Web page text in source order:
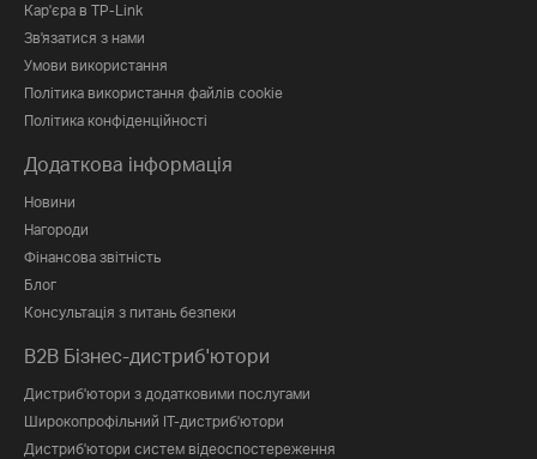
Кар'єра в TP-Link
Зв'язатися з нами
Умови використання
Політика використання файлів cookie
Політика конфіденційності
Додаткова інформація
Новини
Нагороди
Фінансова звітність
Блог
Консультація з питань безпеки
B2B Бізнес-дистриб'ютори
Дистриб'ютори з додатковими послугами
Широкопрофільний IT-дистриб'ютори
Дистриб'ютори систем відеоспостереження